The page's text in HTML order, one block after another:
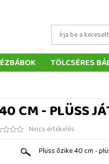
TÖLCSÉRES
CM - PLÜSS
Nincs értékelés
Plüss õzike 40 cm -